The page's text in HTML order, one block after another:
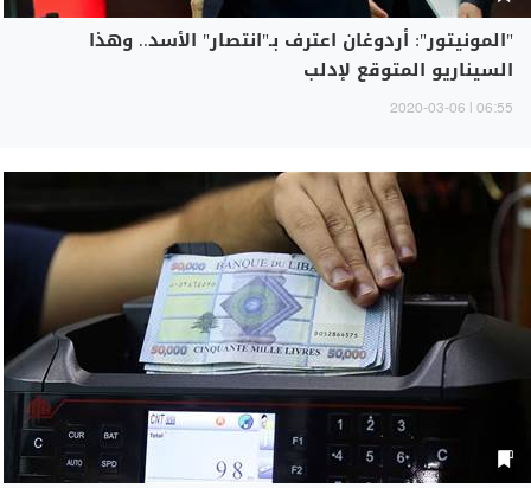
"المونيتور": أردوغان اعترف بـ"انتصار" الأسد.. وهذا
السيناريو المتوقع لإدلب
06:55 | 2020-03-06